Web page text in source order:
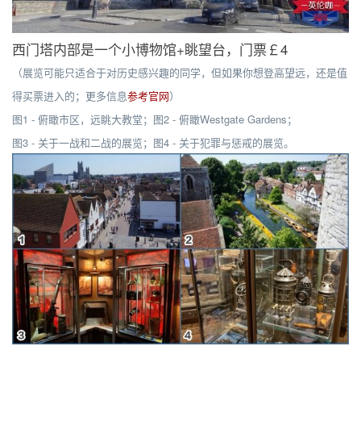
西门塔内部是一个小博物馆+眺望台，门票￡4
（展览可能只适合于对历史感兴趣的同学，但如果你想登高望远，还是值
得买票进入的；更多信息参考官网）
图1 - 俯瞰市区，远眺大教堂；图2 - 俯瞰Westgate Gardens；
图3 - 关于一战和二战的展览；图4 - 关于犯罪与惩戒的展览。